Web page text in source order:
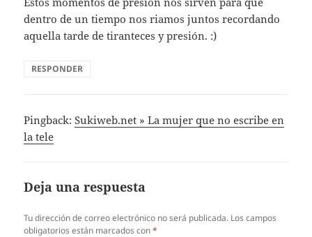
dentro de un tiempo nos riamos juntos recordando
aquella tarde de tiranteces y presión. :)
RESPONDER
Pingback:Sukiweb.net » La mujer que no escribe en
la tele
Deja una respuesta
Tu dirección de correo electrónico no será publicada. Los campos
obligatorios están marcados con*